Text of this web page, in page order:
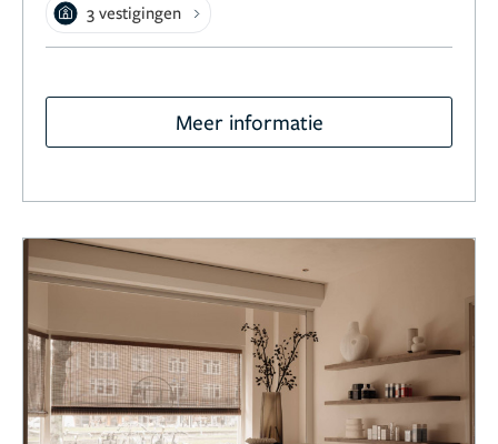
3 vestigingen
Meer informatie